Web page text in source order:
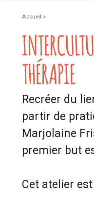
Accueil >
THÉRAPIE
Recréer du
partir de
Marjolaine
premier but
Cet atelier